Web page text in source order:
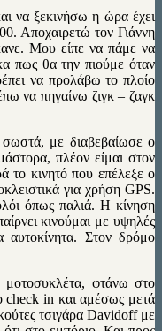
να ξεκινήσω η ώρα έχει
Αποχαιρετώ τον Γιάννη
Μου είπε να πάμε να
πως θα την πιούμε όταν
να προλάβω το πλοίο
να πηγαίνω ζιγκ – ζαγκ
με διαβεβαίωσε ο
πλέον είμαι στον
το κινητό που επέλεξε ο
για χρήση GPS.
όπως παλιά. Η κίνηση
κινούμαι με υψηλές
αυτοκίνητα. Στον δρόμο
φτάνω στο
check in και αμέσως μετά
τσιγάρα Davidoff με